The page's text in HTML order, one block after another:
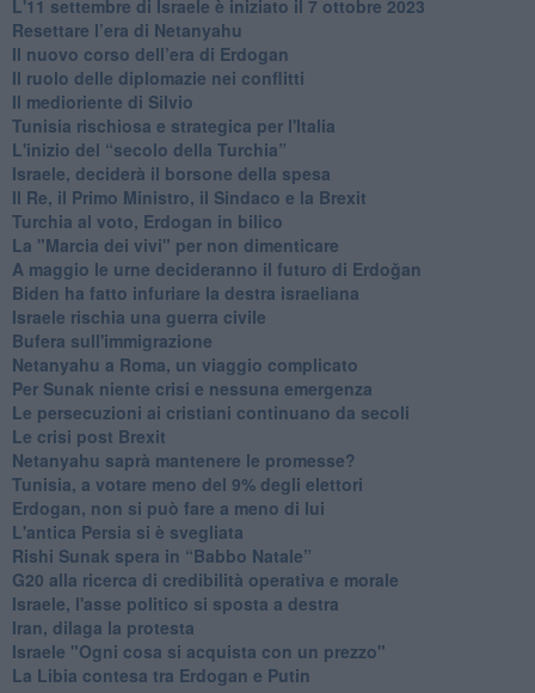
L'11 settembre di Israele è iniziato il 7 ottobre 2023
Resettare l’era di Netanyahu
​Il nuovo corso dell’era di Erdogan
Il ruolo delle diplomazie nei conflitti
Il medioriente di Silvio
Tunisia rischiosa e strategica per l'Italia
L'inizio del “secolo della Turchia”
Israele, deciderà il borsone della spesa
Il Re, il Primo Ministro, il Sindaco e la Brexit
Turchia al voto, Erdogan in bilico
La "Marcia dei vivi" per non dimenticare
A maggio le urne decideranno il futuro di Erdoğan
Biden ha fatto infuriare la destra israeliana
Israele rischia una guerra civile
Bufera sull'immigrazione
Netanyahu a Roma, un viaggio complicato
Per Sunak niente crisi e nessuna emergenza
Le persecuzioni ai cristiani continuano da secoli
Le crisi post Brexit
Netanyahu saprà mantenere le promesse?
Tunisia, a votare meno del 9% degli elettori
Erdogan, non si può fare a meno di lui
L'antica Persia si è svegliata
Rishi Sunak spera in “Babbo Natale”
G20 alla ricerca di credibilità operativa e morale
Israele, l'asse politico si sposta a destra
Iran, dilaga la protesta
Israele "Ogni cosa si acquista con un prezzo"
La Libia contesa tra Erdogan e Putin